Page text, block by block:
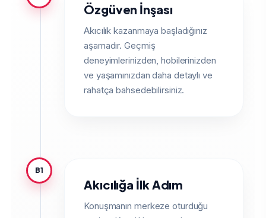
Özgüven İnşası
Akıcılık kazanmaya başladığınız
aşamadır. Geçmiş
deneyimlerinizden, hobilerinizden
ve yaşamınızdan daha detaylı ve
rahatça bahsedebilirsiniz.
B1
Akıcılığa İlk Adım
Konuşmanın merkeze oturduğu